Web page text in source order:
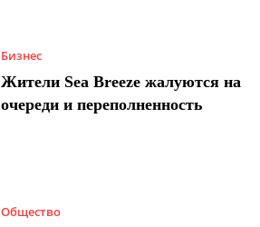
Бизнес
Жители Sea Breeze жалуются на
очереди и переполненность
Общество